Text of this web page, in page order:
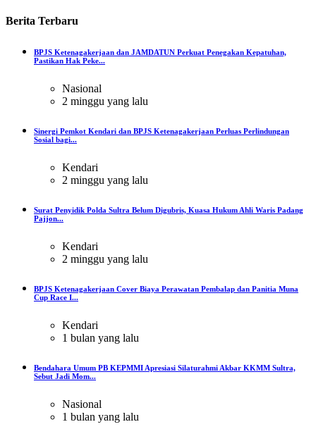
Berita Terbaru
BPJS Ketenagakerjaan dan JAMDATUN Perkuat Penegakan Kepatuhan,
Pastikan Hak Peke...
Nasional
2 minggu yang lalu
Sinergi Pemkot Kendari dan BPJS Ketenagakerjaan Perluas Perlindungan
Sosial bagi...
Kendari
2 minggu yang lalu
Surat Penyidik Polda Sultra Belum Digubris, Kuasa Hukum Ahli Waris Padang
Pajjon...
Kendari
2 minggu yang lalu
BPJS Ketenagakerjaan Cover Biaya Perawatan Pembalap dan Panitia Muna
Cup Race I...
Kendari
1 bulan yang lalu
Bendahara Umum PB KEPMMI Apresiasi Silaturahmi Akbar KKMM Sultra,
Sebut Jadi Mom...
Nasional
1 bulan yang lalu